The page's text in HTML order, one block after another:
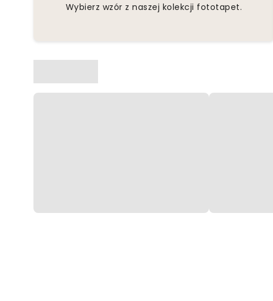
Wybierz wzór z naszej kolekcji fototapet.